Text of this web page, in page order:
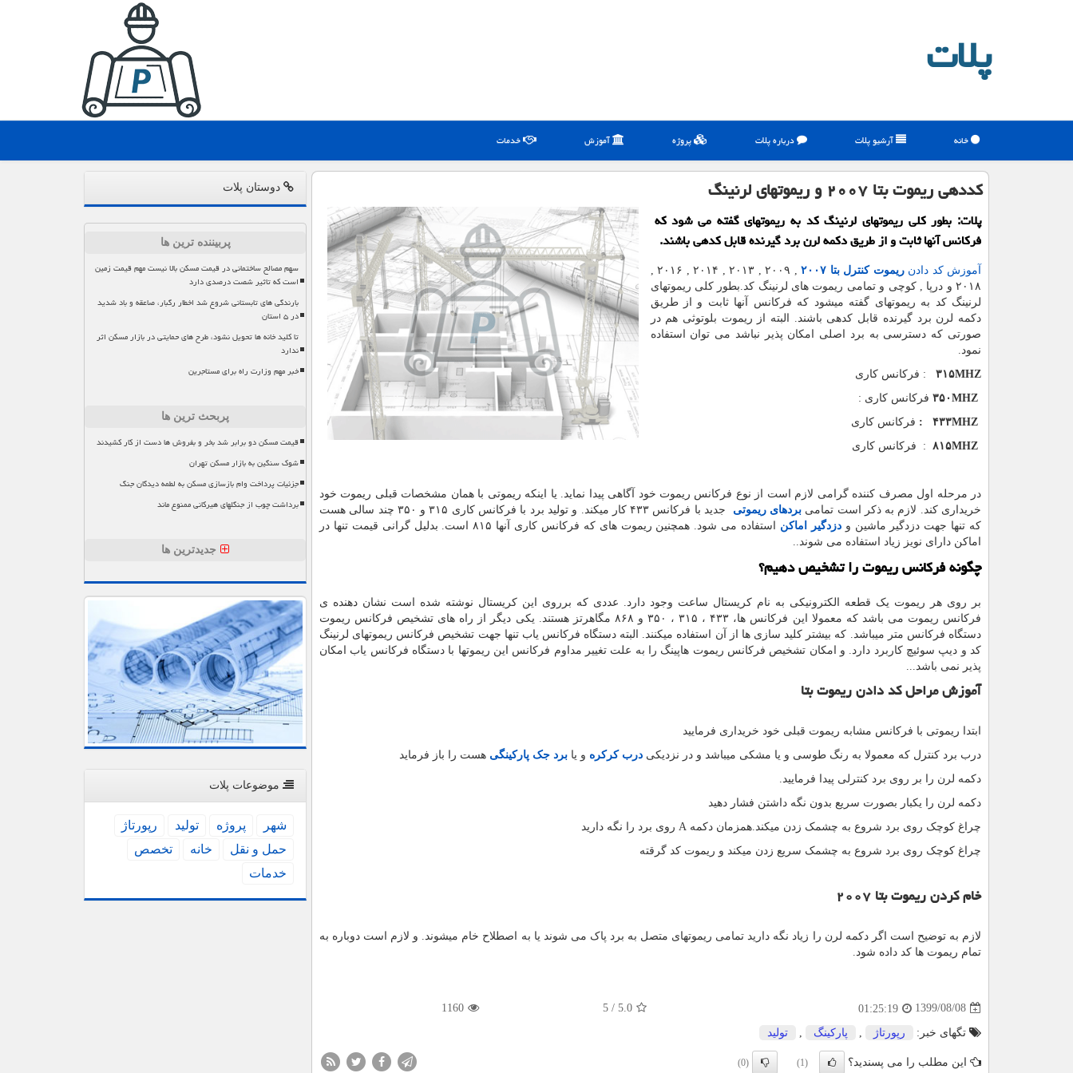
پلات
خانه آرشیو پلات درباره پلات پروژه آموزش خدمات
كددهی ریموت بتا ۲۰۰۷ و ریموتهای لرنینگ
پلات: بطور كلی ریموتهای لرنینگ كد به ریموتهای گفته می شود كه
فركانس آنها ثابت و از طریق دكمه لرن برد گیرنده قابل كدهی باشند.
آموزش کد دادن ریموت کنترل بتا ۲۰۰۷
, ۲۰۰۹ , ۲۰۱۳ , ۲۰۱۴ , ۲۰۱۶ ,
۲۰۱۸ و درپا , کوچی و تمامی ریموت های لرنینگ کد.بطور کلی ریموتهای
لرنینگ کد به ریموتهای گفته میشود که فرکانس آنها ثابت و از طریق
دکمه لرن برد گیرنده قابل کدهی باشند. البته از ریموت بلوتوثی هم در
صورتی که دسترسی به برد اصلی امکان پذیر نباشد می توان استفاده
نمود.
۳۱۵MHZ : فرکانس کاری
۳۵۰MHZ فرکانس کاری :
۴۳۳MHZ : فرکانس کاری
۸۱۵MHZ : فرکانس کاری
در مرحله اول مصرف کننده گرامی لازم است از نوع فرکانس ریموت خود آگاهی پیدا نماید. یا اینکه ریموتی با همان مشخصات قبلی ریموت خود
خریداری کند. لازم به ذکر است تمامیبردهای ریموتی
جدید با فرکانس ۴۳۳ کار میکند. و تولید برد با فرکانس کاری ۳۱۵ و ۳۵۰ چند سالی هست
که تنها جهت دزدگیر ماشین ودزدگیر اماکن
استفاده می شود. همچنین ریموت های که فرکانس کاری آنها ۸۱۵ است. بدلیل گرانی قیمت تنها در
اماکن دارای نویز زیاد استفاده می شوند..
چگونه فرکانس ریموت را تشخیص دهیم؟
بر روی هر ریموت یک قطعه الکترونیکی به نام کریستال ساعت وجود دارد. عددی که برروی این کریستال نوشته شده است نشان دهنده ی
فرکانس ریموت می باشد که معمولا این فرکانس ها، ۴۳۳ ، ۳۱۵ ، ۳۵۰ و ۸۶۸ مگاهرتز هستند. یکی دیگر از راه های تشخیص فرکانس ریموت
دستگاه فرکانس متر میباشد. که بیشتر کلید سازی ها از آن استفاده میکنند. البته دستگاه فرکانس یاب تنها جهت تشخیص فرکانس ریموتهای لرنینگ
کد و دیپ سوئیچ کاربرد دارد. و امکان تشخیص فرکانس ریموت هاپینگ را به علت تغییر مداوم فرکانس این ریموتها با دستگاه فرکانس یاب امکان
پذیر نمی باشد...
آموزش مراحل کد دادن ریموت بتا
ابتدا ریموتی با فرکانس مشابه ریموت قبلی خود خریداری فرمایید
درب برد کنترل که معمولا به رنگ طوسی و یا مشکی میباشد و در نزدیکی درب کرکره و یا برد جک پارکینگی هست را باز فرماید
دکمه لرن را بر روی برد کنترلی پیدا فرمایید.
دکمه لرن را یکبار بصورت سریع بدون نگه داشتن فشار دهید
چراغ کوچک روی برد شروع به چشمک زدن میکند.همزمان دکمه A روی برد را نگه دارید
چراغ کوچک روی برد شروع به چشمک سریع زدن میکند و ریموت کد گرقته
خام کردن ریموت بتا۲۰۰۷
لازم به توضیح است اگر دکمه لرن را زیاد نگه دارید تمامی ریموتهای متصل به برد پاک می شوند یا به اصطلاح خام میشوند. و لازم است دوباره به
تمام ریموت ها کد داده شود.
1399/08/08
01:25:19
5.0
/
5
1160
تگهای خبر: رپورتاژ پاركینگ تولید
این مطلب را می پسندید؟ (1)
(0)
دوستان پلات
پربیننده ترین ها
سهم مصالح ساختمانی در قیمت مسکن بالا نیست مهم قیمت زمین
است که تاثیر شصت درصدی دارد
بارندگی های تابستانی شروع شد اخطار رگبار، صاعقه و باد شدید
در ۵ استان
تا کلید خانه ها تحویل نشود، طرح های حمایتی در بازار مسکن اثر
ندارد
خبر مهم وزارت راه برای مستاجرین
پربحث ترین ها
قیمت مسکن دو برابر شد بخر و بفروش ها دست از کار کشیدند
شوک سنگین به بازار مسکن تهران
جزئیات پرداخت وام بازسازی مسکن به لطمه دیدگان جنگ
برداشت چوب از جنگلهای هیرکانی ممنوع ماند
جدیدترین ها
موضوعات پلات
شهر پروژه تولید
رپورتاژ
حمل و نقل
خانه
تخصص
خدمات